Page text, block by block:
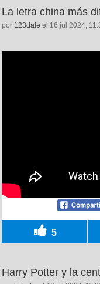
La letra china más
por 123dale el 16 jul 2024,
5
Harry Potter y la